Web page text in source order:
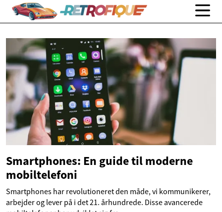
Smartphones: En guide til moderne
mobiltelefoni
Smartphones har revolutioneret den måde, vi kommunikerer,
arbejder og lever på i det 21. århundrede. Disse avancerede